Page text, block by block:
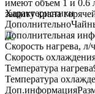
имеют объем 1 и 0.6
защиту крана
Характеристики
Дополнительно
Дополнительная
Скорость нагрева, л/ч
Скорость
Температура нагрева
Температура
Доп.информация